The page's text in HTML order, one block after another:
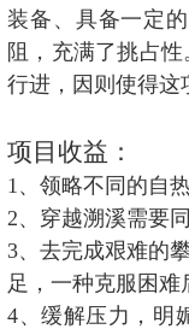
装备、具备一定
阻，充满了挑占
行进，因则使得这
项目收益：
1、领略不同的自
2、穿越溯溪需要
3、去完成艰难的
足，一种克服困难
4、缓解压力，明